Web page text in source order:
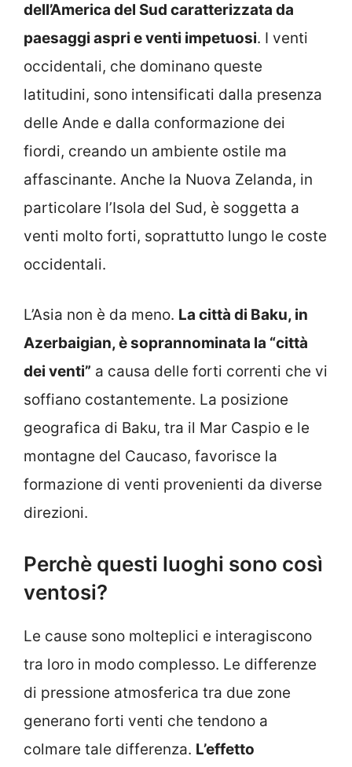
dell’America del Sud caratterizzata da
paesaggi aspri e venti impetuosi. I venti
occidentali, che dominano queste
latitudini, sono intensificati dalla presenza
delle Ande e dalla conformazione dei
fiordi, creando un ambiente ostile ma
affascinante. Anche la Nuova Zelanda, in
particolare l’Isola del Sud, è soggetta a
venti molto forti, soprattutto lungo le coste
occidentali.
L’Asia non è da meno. La città di Baku, in
Azerbaigian, è soprannominata la “città
dei venti” a causa delle forti correnti che vi
soffiano costantemente. La posizione
geografica di Baku, tra il Mar Caspio e le
montagne del Caucaso, favorisce la
formazione di venti provenienti da diverse
direzioni.
Perchè questi luoghi sono così
ventosi?
Le cause sono molteplici e interagiscono
tra loro in modo complesso. Le differenze
di pressione atmosferica tra due zone
generano forti venti che tendono a
colmare tale differenza. L’effetto